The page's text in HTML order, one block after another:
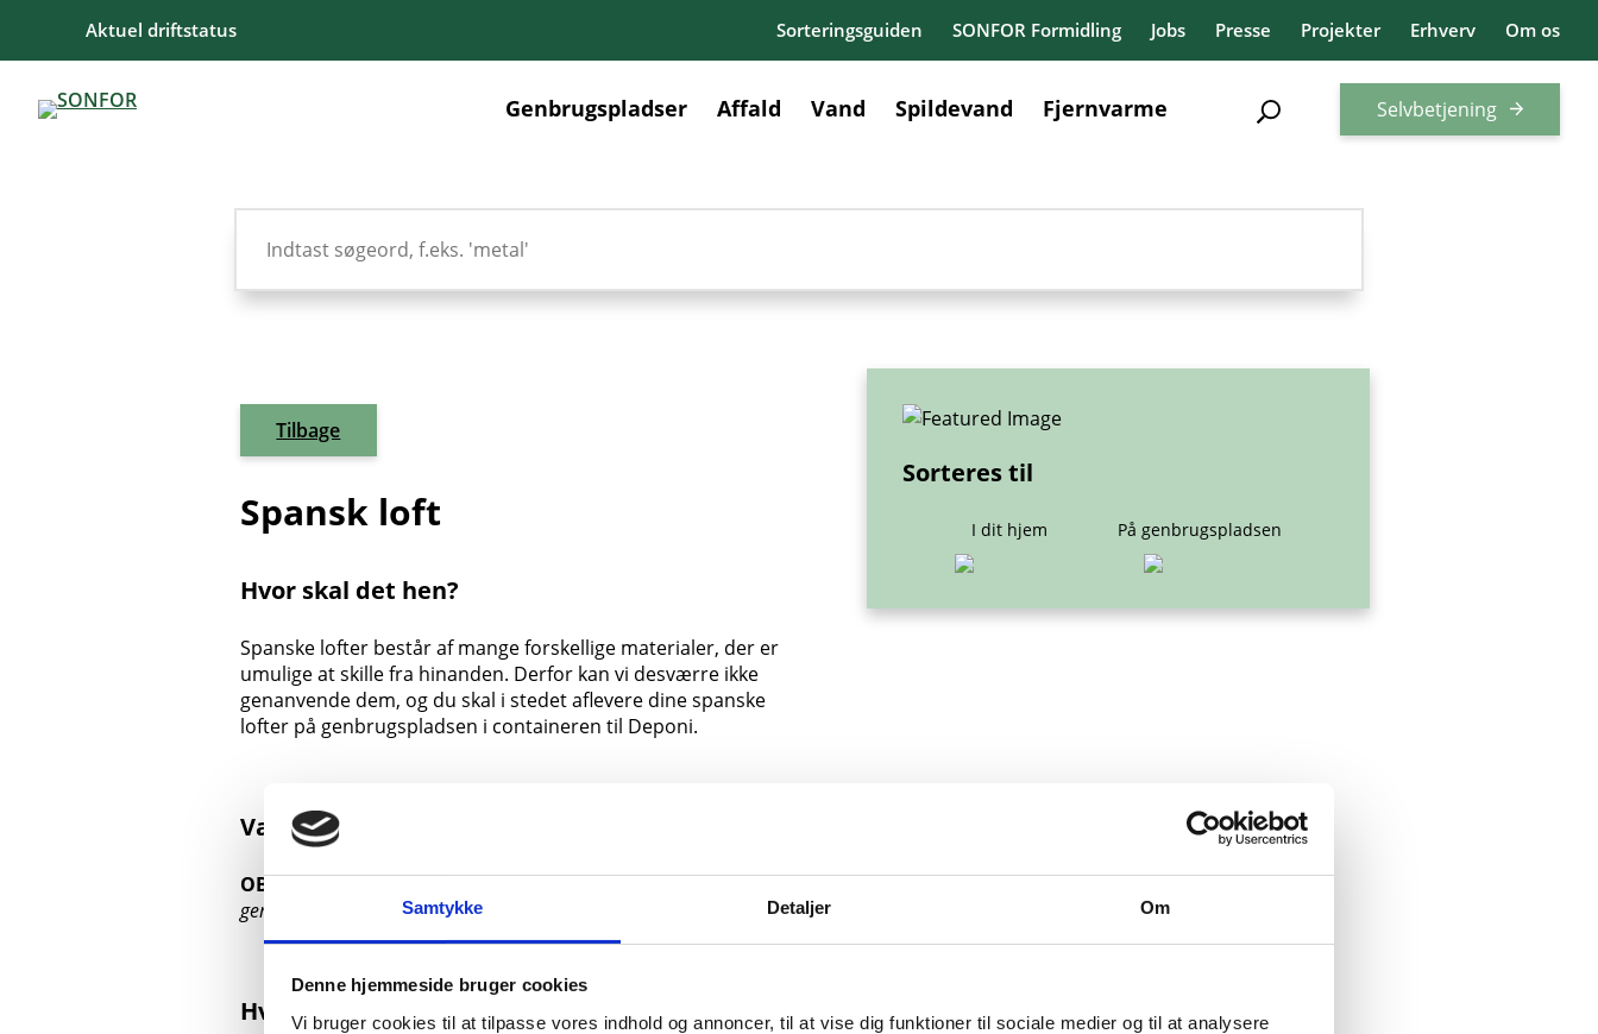
Samtykke Detaljer Om
Denne hjemmeside bruger cookies
Vi bruger cookies til at tilpasse vores indhold og annoncer, til at vise dig funktioner til sociale medier og til at analysere
Aktuel driftstatus Sorteringsguiden SONFOR Formidling Jobs Presse Projekter Erhverv Om os
Genbrugspladser Affald Vand Spildevand Fjernvarme Selvbetjening
Tilbage
Spansk loft
Hvor skal det hen?
Spanske lofter består af mange forskellige materialer, der er
umulige at skille fra hinanden. Derfor kan vi desværre ikke
genanvende dem, og du skal i stedet aflevere dine spanske
lofter på genbrugspladsen i containeren til Deponi.
Vær opmærksom på
OBS:Du kan ikke aflevere materialer til Deponi uden for
genbrugspladsernes bemandede åbningstid.
Hvad sker der med affaldet?
Sorteres til
I dit hjem På genbrugspladsen